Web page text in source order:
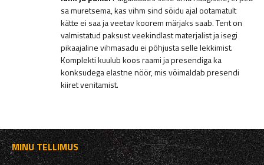
sa muretsema, kas vihm sind sõidu ajal ootamatult
kätte ei saa ja veetav koorem märjaks saab. Tent on
valmistatud paksust veekindlast materjalist ja isegi
pikaajaline vihmasadu ei põhjusta selle lekkimist.
Komplekti kuulub koos raami ja presendiga ka
konksudega elastne nöör, mis võimaldab presendi
kiiret venitamist.
MINU TELLIMUS